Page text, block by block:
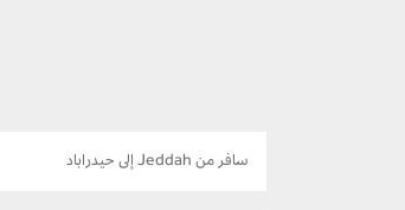
سافر من Jeddah إلى حيدراباد